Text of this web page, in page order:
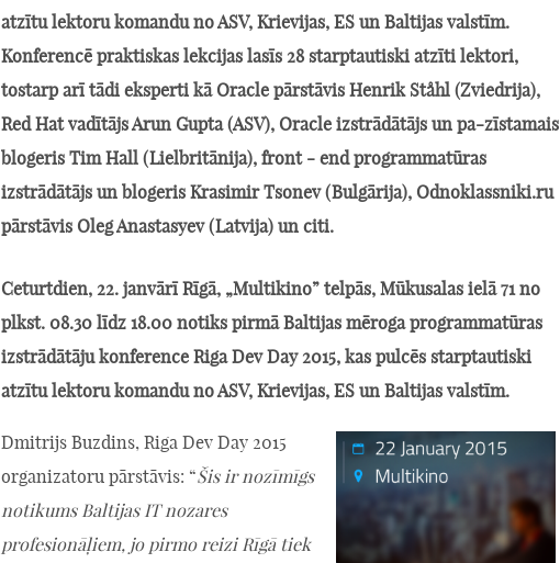
atzītu lektoru komandu no ASV, Krievijas, ES un Baltijas valstīm.
Konferencē praktiskas lekcijas lasīs 28 starptautiski atzīti lektori,
tostarp arī tādi eksperti kā Oracle pārstāvis Henrik Ståhl (Zviedrija),
Red Hat vadītājs Arun Gupta (ASV), Oracle izstrādātājs un pa-zīstamais
blogeris Tim Hall (Lielbritānija), front - end programmatūras
izstrādātājs un blogeris Krasimir Tsonev (Bulgārija), Odnoklassniki.ru
pārstāvis Oleg Anastasyev (Latvija) un citi.
Ceturtdien, 22. janvārī Rīgā, „Multikino” telpās, Mūkusalas ielā 71 no
plkst. 08.30 līdz 18.00 notiks pirmā Baltijas mēroga programmatūras
izstrādātāju konference Riga Dev Day 2015, kas pulcēs starptautiski
atzītu lektoru komandu no ASV, Krievijas, ES un Baltijas valstīm.
Dmitrijs Buzdins, Riga Dev Day 2015
organizatoru pārstāvis: “Šis ir nozīmīgs
notikums Baltijas IT nozares
profesionāļiem, jo pirmo reizi Rīgā tiek